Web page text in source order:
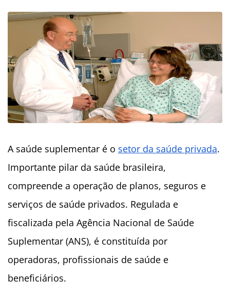
A saúde suplementar é o setor da saúde privada.
Importante pilar da saúde brasileira,
compreende a operação de planos, seguros e
serviços de saúde privados. Regulada e
fiscalizada pela Agência Nacional de Saúde
Suplementar (ANS), é constituída por
operadoras, profissionais de saúde e
beneficiários.